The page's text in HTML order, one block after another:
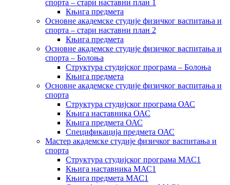
спорта – стари наставни план 1
Књига предмета
Основне академске студије физичког васпитања и
спорта – стари наставни план 2
Књига предмета
Основне академске студије физичког васпитања и
спорта – Болоња
Структура студијског програма – Болоња
Књига предмета
Основне академске студије физичког васпитања и
спорта
Структура студијског програма ОАС
Књига наставника ОАС
Књига предмета ОАС
Спецификација предмета ОАС
Мастер академске студије физичког васпитања и
спорта
Структура студијског програма МАС1
Књига наставника МАС1
Књига предмета МАС1